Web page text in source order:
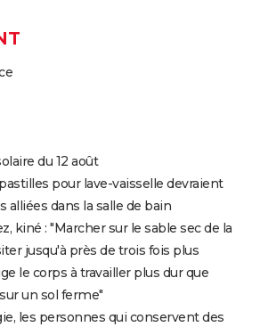
du 12 août
pour lave-vaisselle devraient
alliées dans la salle de bain
kiné : "Marcher sur le sable sec de la
jusqu'à près de trois fois plus
le corps à travailler plus dur que
un sol ferme"
les personnes qui conservent des